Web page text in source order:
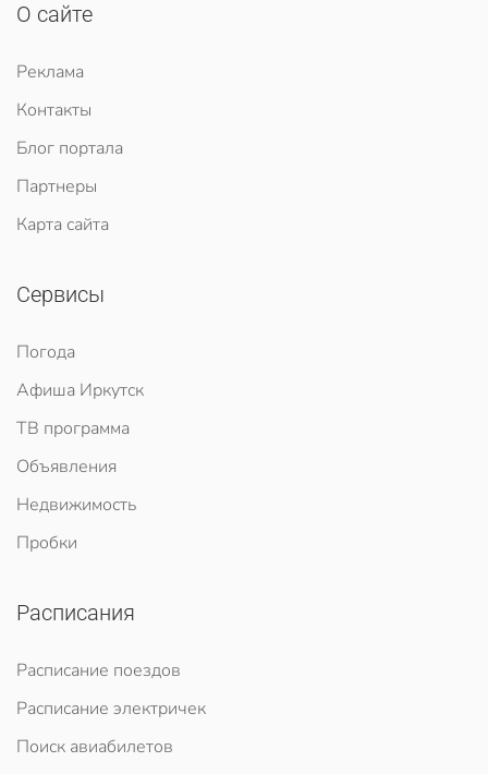
О сайте
Реклама
Контакты
Блог портала
Партнеры
Карта сайта
Сервисы
Погода
Афиша Иркутск
ТВ программа
Объявления
Недвижимость
Пробки
Расписания
Расписание поездов
Расписание электричек
Поиск авиабилетов